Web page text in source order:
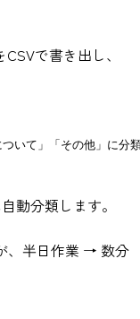
で書き出し、
いて」「その他」に分
動分類します。
、半日作業 → 数分